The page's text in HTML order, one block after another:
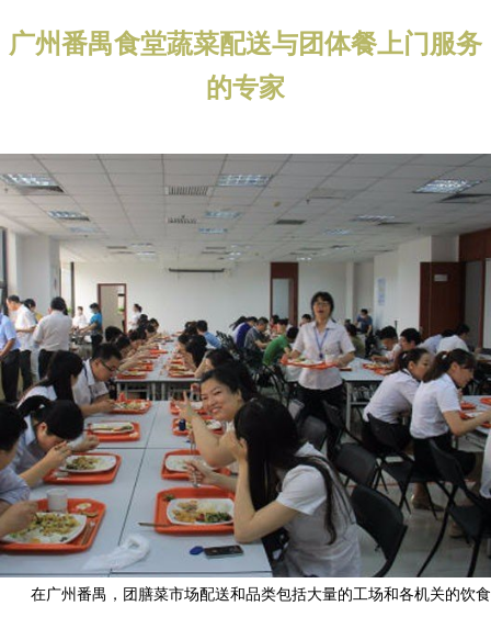
广州番禺食堂蔬菜配送与团体餐上门服务
的专家
在广州番禺，团膳菜市场配送和品类包括大量的工场和各机关的饮食